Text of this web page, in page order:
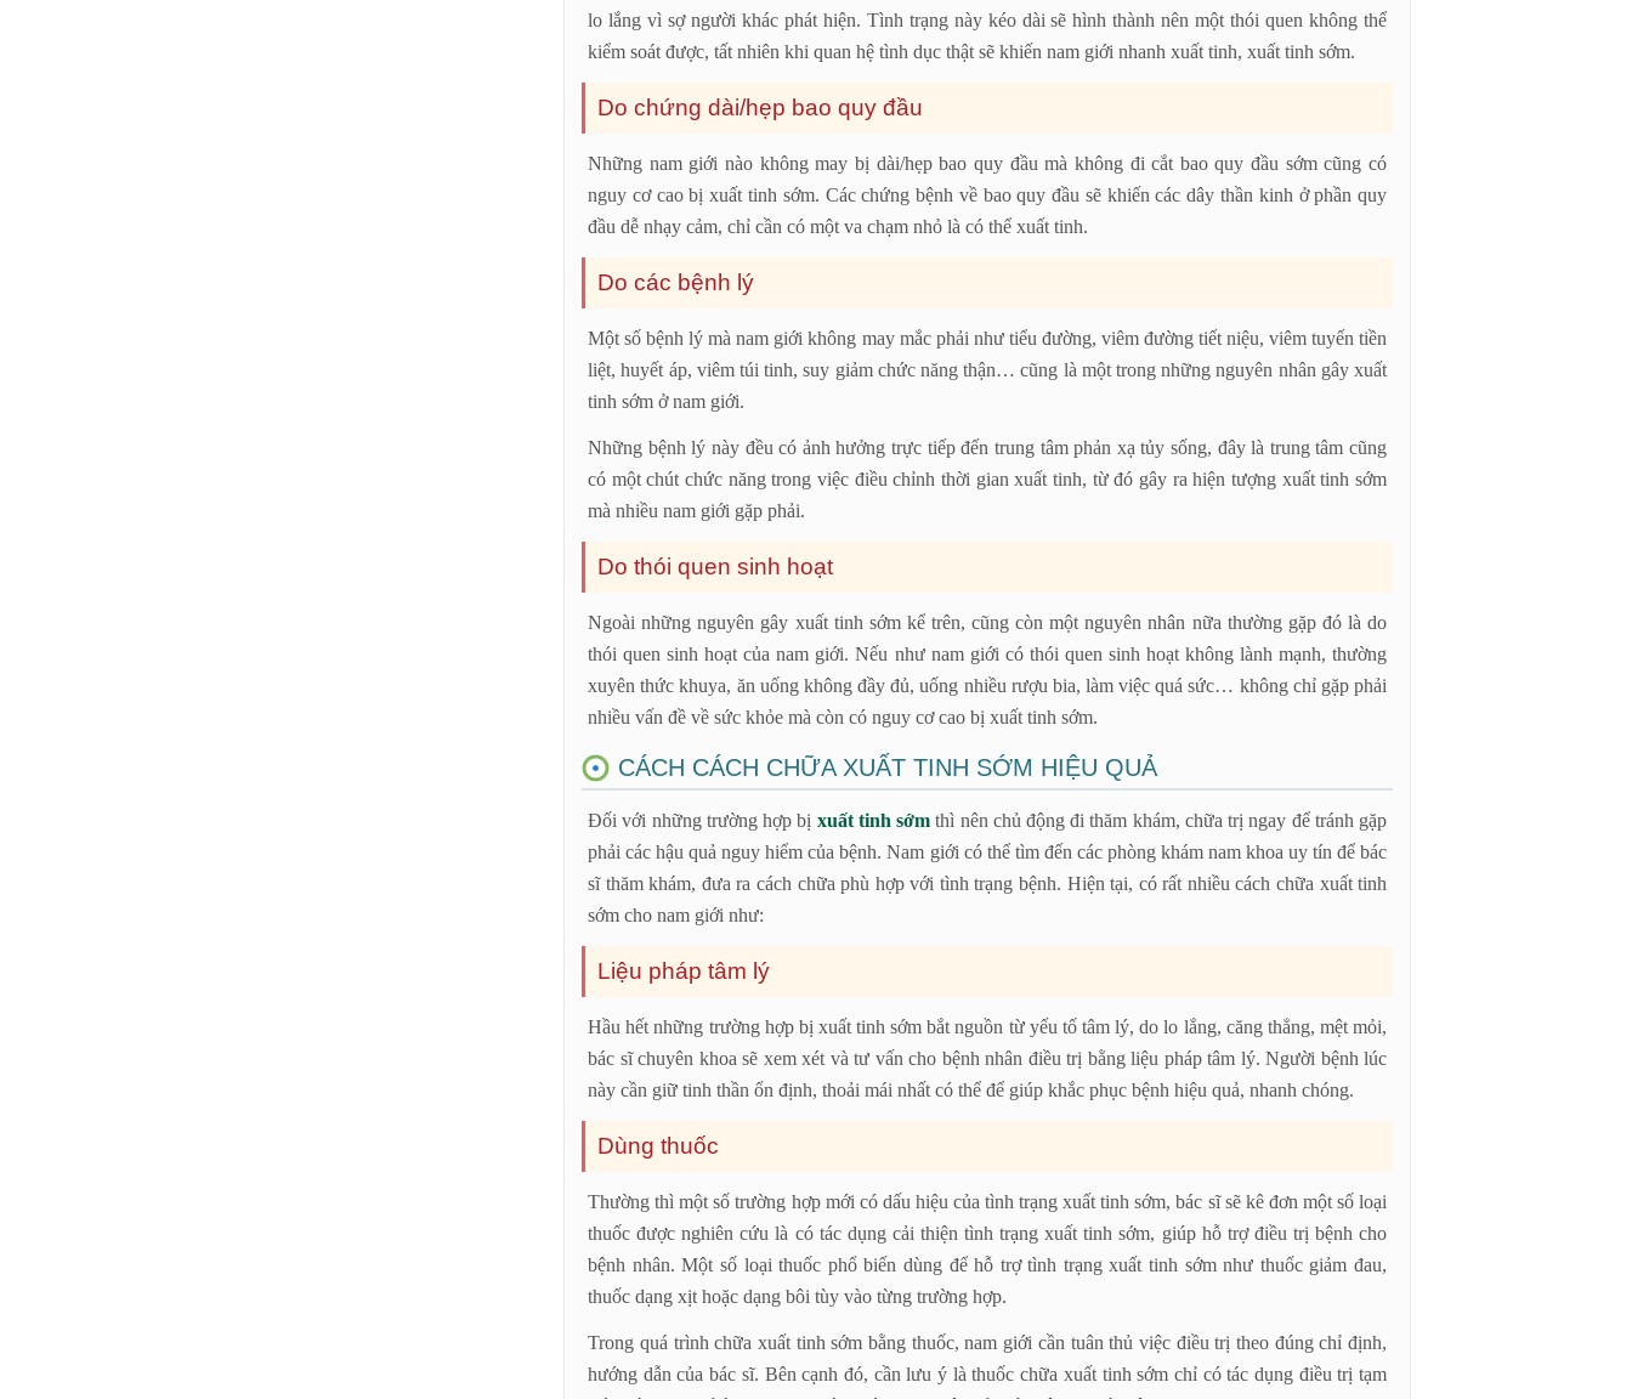
lo lắng vì sợ người khác phát hiện. Tình trạng này kéo dài sẽ hình thành nên một thói quen không thể
kiểm soát được, tất nhiên khi quan hệ tình dục thật sẽ khiến nam giới nhanh xuất tinh, xuất tinh sớm.
Do chứng dài/hẹp bao quy đầu
Những nam giới nào không may bị dài/hẹp bao quy đầu mà không đi cắt bao quy đầu sớm cũng có
nguy cơ cao bị xuất tinh sớm. Các chứng bệnh về bao quy đầu sẽ khiến các dây thần kinh ở phần quy
đầu dễ nhạy cảm, chỉ cần có một va chạm nhỏ là có thể xuất tinh.
Do các bệnh lý
Một số bệnh lý mà nam giới không may mắc phải như tiểu đường, viêm đường tiết niệu, viêm tuyến tiền
liệt, huyết áp, viêm túi tinh, suy giảm chức năng thận… cũng là một trong những nguyên nhân gây xuất
tinh sớm ở nam giới.
Những bệnh lý này đều có ảnh hưởng trực tiếp đến trung tâm phản xạ tủy sống, đây là trung tâm cũng
có một chút chức năng trong việc điều chỉnh thời gian xuất tinh, từ đó gây ra hiện tượng xuất tinh sớm
mà nhiều nam giới gặp phải.
Do thói quen sinh hoạt
Ngoài những nguyên gây xuất tinh sớm kể trên, cũng còn một nguyên nhân nữa thường gặp đó là do
thói quen sinh hoạt của nam giới. Nếu như nam giới có thói quen sinh hoạt không lành mạnh, thường
xuyên thức khuya, ăn uống không đầy đủ, uống nhiều rượu bia, làm việc quá sức… không chỉ gặp phải
nhiều vấn đề về sức khỏe mà còn có nguy cơ cao bị xuất tinh sớm.
CÁCH CÁCH CHỮA XUẤT TINH SỚM HIỆU QUẢ
Đối với những trường hợp bị xuất tinh sớm thì nên chủ động đi thăm khám, chữa trị ngay để tránh gặp
phải các hậu quả nguy hiểm của bệnh. Nam giới có thể tìm đến các phòng khám nam khoa uy tín để bác
sĩ thăm khám, đưa ra cách chữa phù hợp với tình trạng bệnh. Hiện tại, có rất nhiều cách chữa xuất tinh
sớm cho nam giới như:
Liệu pháp tâm lý
Hầu hết những trường hợp bị xuất tinh sớm bắt nguồn từ yếu tố tâm lý, do lo lắng, căng thẳng, mệt mỏi,
bác sĩ chuyên khoa sẽ xem xét và tư vấn cho bệnh nhân điều trị bằng liệu pháp tâm lý. Người bệnh lúc
này cần giữ tinh thần ổn định, thoải mái nhất có thể để giúp khắc phục bệnh hiệu quả, nhanh chóng.
Dùng thuốc
Thường thì một số trường hợp mới có dấu hiệu của tình trạng xuất tinh sớm, bác sĩ sẽ kê đơn một số loại
thuốc được nghiên cứu là có tác dụng cải thiện tình trạng xuất tinh sớm, giúp hỗ trợ điều trị bệnh cho
bệnh nhân. Một số loại thuốc phổ biến dùng để hỗ trợ tình trạng xuất tinh sớm như thuốc giảm đau,
thuốc dạng xịt hoặc dạng bôi tùy vào từng trường hợp.
Trong quá trình chữa xuất tinh sớm bằng thuốc, nam giới cần tuân thủ việc điều trị theo đúng chỉ định,
hướng dẫn của bác sĩ. Bên cạnh đó, cần lưu ý là thuốc chữa xuất tinh sớm chỉ có tác dụng điều trị tạm